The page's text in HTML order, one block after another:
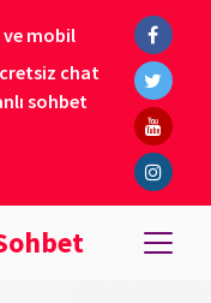
ve mobil
chat
sohbet